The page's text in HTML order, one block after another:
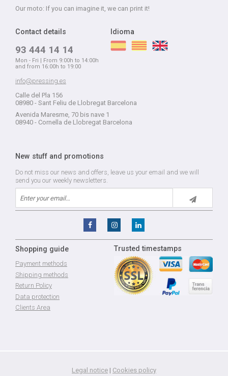
Our moto: If you can imagine it, we can print it!
Contact details
93 444 14 14
Mon - Fri | From 9:00h to 14:00h
and from 16:00h to 19:00
info@pressing.es
Calle del Pla 156
08980 - Sant Feliu de Llobregat Barcelona
Avenida Maresme, 70 bis nave 1
08940 - Cornella de Llobregat Barcelona
Idioma
New stuff and promotions
Do not miss our news and offers, leave us your email and we will
send you our weekly newsletters.
Shopping guide
Payment methods
Shipping methods
Return Policy
Data protection
Clients Area
Trusted timestamps
Legal notice | Cookies policy